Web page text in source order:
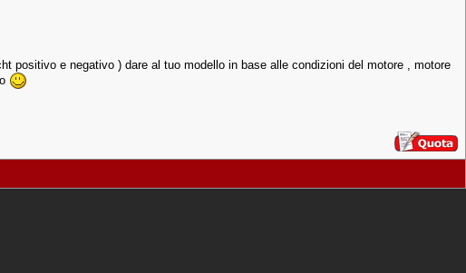
e negativo ) dare al tuo modello in base alle condizioni del motore , motore